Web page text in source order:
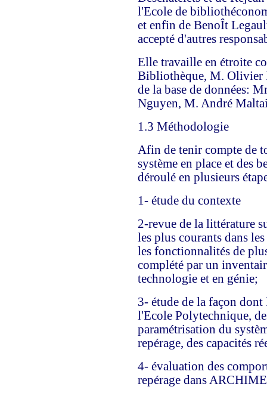
l'Ecole de
et enfin de BenoÎt
accepté d'autres
Elle travaille en étroite
Bibliothèque, M. Olivier
de la base de données:
Nguyen, M. André
1.3 Méthodologie
Afin de tenir compte de
système en place et des
déroulé en plusieurs
1- étude du contexte
2-revue de la littérature
les plus courants dans
les fonctionnalités de
complété par un
technologie et en génie;
3- étude de la façon dont
l'Ecole Polytechnique,
paramétrisation du
repérage, des capacités
4- évaluation des
repérage dans